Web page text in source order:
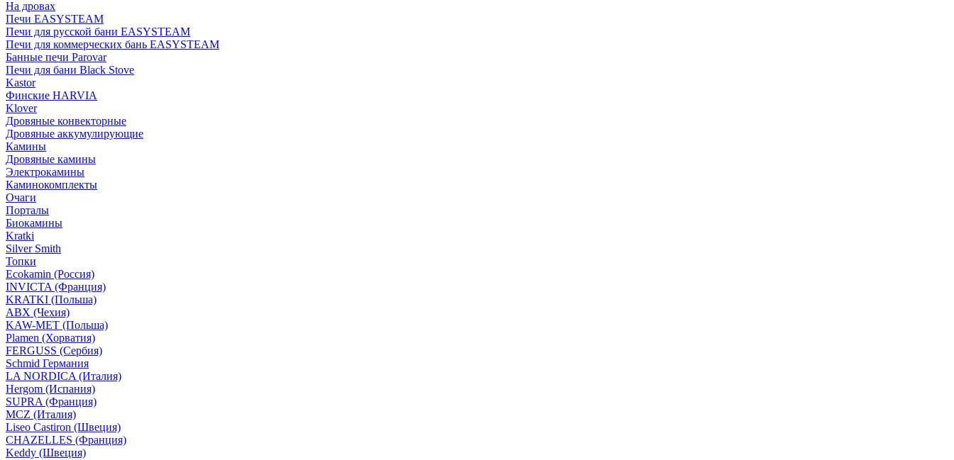
На дровах
Печи EASYSTEAM
Печи для русской бани EASYSTEAM
Печи для коммерческих бань EASYSTEAM
Банные печи Parovar
Печи для бани Black Stove
Kastor
Финские HARVIA
Klover
Дровяные конвекторные
Дровяные аккумулирующие
Камины
Дровяные камины
Электрокамины
Каминокомплекты
Очаги
Порталы
Биокамины
Kratki
Silver Smith
Топки
Ecokamin (Россия)
INVICTA (Франция)
KRATKI (Польша)
ABX (Чехия)
KAW-MET (Польша)
Plamen (Хорватия)
FERGUSS (Сербия)
Schmid Германия
LA NORDICA (Италия)
Hergom (Испания)
SUPRA (Франция)
MCZ (Италия)
Liseo Castiron (Швеция)
CHAZELLES (Франция)
Keddy (Швеция)